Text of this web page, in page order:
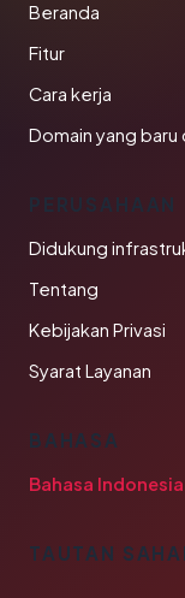
Beranda
Fitur
Cara kerja
Domain yang baru
PERUSAHAAN
Didukung
Tentang
Kebijakan Privasi
Syarat Layanan
BAHASA
Bahasa Indonesia
TAUTAN